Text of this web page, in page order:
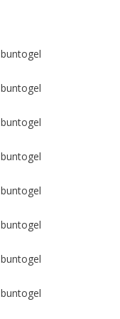
buntogel
buntogel
buntogel
buntogel
buntogel
buntogel
buntogel
buntogel